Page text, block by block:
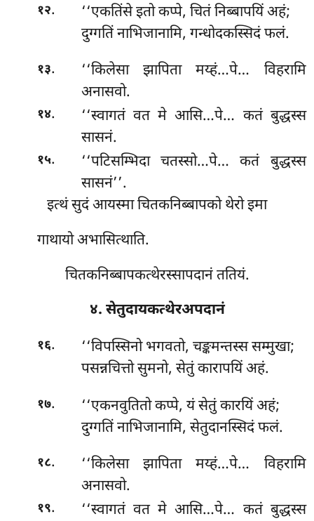
१२.
‘‘एकतिंसे इतो कप्पे, चितं निब्बापयिं अहं;
दुग्गतिं नाभिजानामि, गन्धोदकस्सिदं फलं.
१३.
‘‘किलेसा झापिता मय्हं…पे… विहरामि
अनासवो.
१४.
‘‘स्वागतं वत मे आसि…पे… कतं बुद्धस्स
सासनं.
१५. ‘‘पटिसम्भिदाचतस्सो…पे… कतं बुद्धस्स
सासनं’’.
इत्थं सुदं आयस्मा चितकनिब्बापको थेरो इमा
गाथायो अभासित्थाति.
चितकनिब्बापकत्थेरस्सापदानं ततियं.
४. सेतुदायकत्थेरअपदानं
१६.
‘‘विपस्सिनो भगवतो, चङ्कमन्तस्स सम्मुखा;
पसन्नचित्तो सुमनो, सेतुं कारापयिं अहं.
१७.
‘‘एकनवुतितो कप्पे, यं सेतुं कारयिं अहं;
दुग्गतिं नाभिजानामि, सेतुदानस्सिदं फलं.
१८.
‘‘किलेसा झापिता मय्हं…पे… विहरामि
अनासवो.
१९.
‘‘स्वागतं वत मे आसि…पे… कतं बुद्धस्स